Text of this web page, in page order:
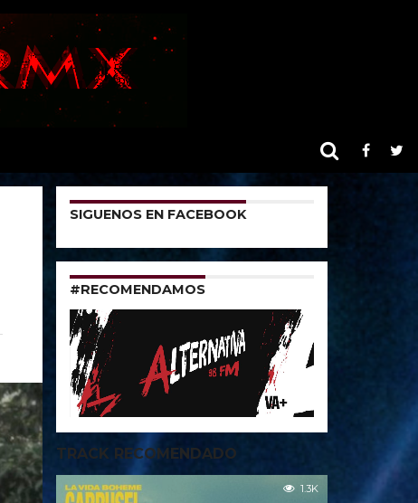
SIGUENOS EN FACEBOOK
#RECOMENDAMOS
TRACK RECOMENDADO
1.3K